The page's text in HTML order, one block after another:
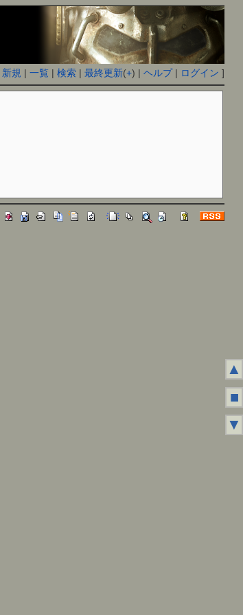
新規 |一覧 |検索 |最終更新(+) |ヘルプ| ログイン ]
▲
■
▼